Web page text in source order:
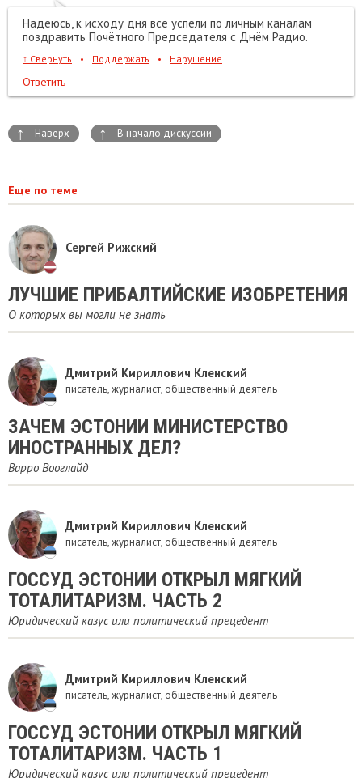
Надеюсь, к исходу дня все успели по личным каналам
поздравить Почётного Председателя с Днём Радио.
↑ Свернуть • Поддержать • Нарушение
Ответить
↑ Наверх ↑ В начало дискуссии
Еще по теме
Сергей Рижский
​ЛУЧШИЕ ПРИБАЛТИЙСКИЕ ИЗОБРЕТЕНИЯ
О которых вы могли не знать
Дмитрий Кириллович Кленский
писатель, журналист, общественный деятель
ЗАЧЕМ ЭСТОНИИ МИНИСТЕРСТВО
ИНОСТРАННЫХ ДЕЛ?
Варро Вооглайд
Дмитрий Кириллович Кленский
писатель, журналист, общественный деятель
ГОССУД ЭСТОНИИ ОТКРЫЛ МЯГКИЙ
ТОТАЛИТАРИЗМ. ЧАСТЬ 2
Юридический казус или политический прецедент
Дмитрий Кириллович Кленский
писатель, журналист, общественный деятель
ГОССУД ЭСТОНИИ ОТКРЫЛ МЯГКИЙ
ТОТАЛИТАРИЗМ. ЧАСТЬ 1
Юридический казус или политический прецедент